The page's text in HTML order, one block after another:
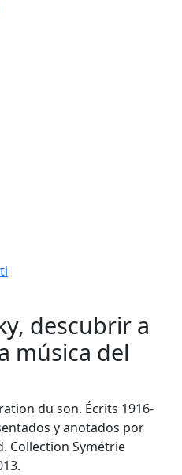
descubrir a
música del
du son. Écrits 1916-
y anotados por
Collection Symétrie